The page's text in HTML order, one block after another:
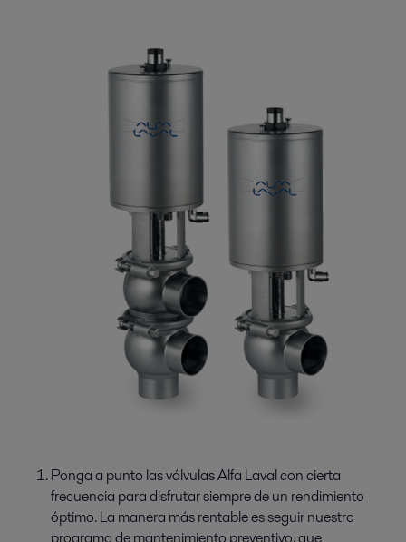
Ponga a punto las válvulas Alfa Laval con cierta
frecuencia para disfrutar siempre de un rendimiento
óptimo. La manera más rentable es seguir nuestro
programa de mantenimiento preventivo, que